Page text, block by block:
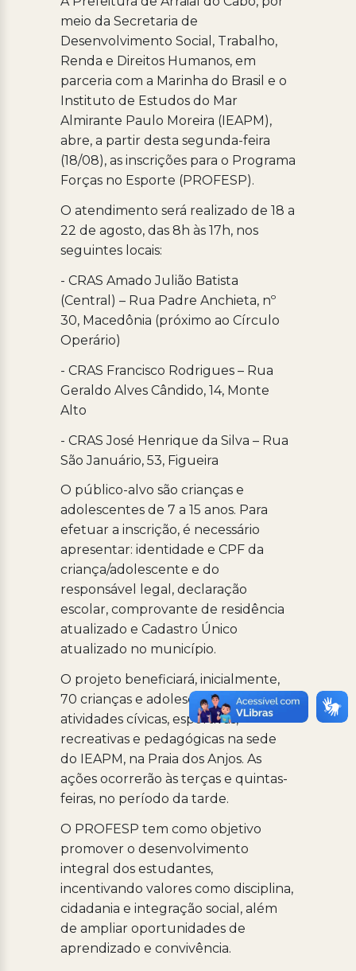
meio da Secretaria de
Desenvolvimento Social, Trabalho,
Renda e Direitos Humanos, em
parceria com a Marinha do Brasil e o
Instituto de Estudos do Mar
Almirante Paulo Moreira (IEAPM),
abre, a partir desta segunda-feira
(18/08), as inscrições para o Programa
Forças no Esporte (PROFESP).
O atendimento será realizado de 18 a
22 de agosto, das 8h às 17h, nos
seguintes locais:
- CRAS Amado Julião Batista
(Central) – Rua Padre Anchieta, nº
30, Macedônia (próximo ao Círculo
Operário)
- CRAS Francisco Rodrigues – Rua
Geraldo Alves Cândido, 14, Monte
Alto
- CRAS José Henrique da Silva – Rua
São Januário, 53, Figueira
O público-alvo são crianças e
adolescentes de 7 a 15 anos. Para
efetuar a inscrição, é necessário
apresentar: identidade e CPF da
criança/adolescente e do
responsável legal, declaração
escolar, comprovante de residência
atualizado e Cadastro Único
atualizado no município.
O projeto beneficiará, inicialmente,
70 crianças e adolescentes com
atividades cívicas, esportivas,
recreativas e pedagógicas na sede
do IEAPM, na Praia dos Anjos. As
ações ocorrerão às terças e quintas-
feiras, no período da tarde.
O PROFESP tem como objetivo
promover o desenvolvimento
integral dos estudantes,
incentivando valores como disciplina,
cidadania e integração social, além
de ampliar oportunidades de
aprendizado e convivência.